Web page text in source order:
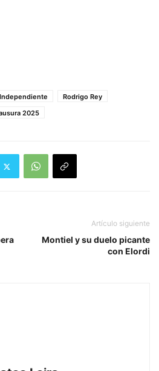
Rodrigo Rey
2025
Artículo siguiente
Montiel y su duelo picante
con Elordi